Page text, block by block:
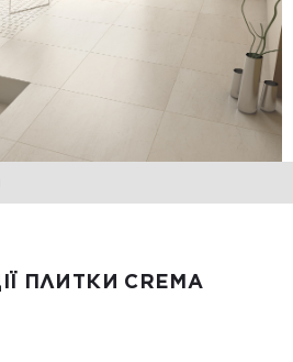
ПЛИТКИ CREMA